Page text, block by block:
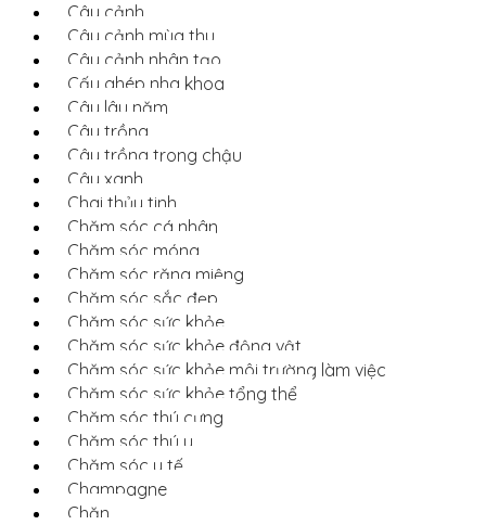
Cây cảnh
Cây cảnh mùa thu
Cây cảnh nhân tạo
Cấy ghép nha khoa
Cây lâu năm
Cây trồng
Cây trồng trong chậu
Cây xanh
Chai thủy tinh
Chăm sóc cá nhân
Chăm sóc móng
Chăm sóc răng miệng
Chăm sóc sắc đẹp
Chăm sóc sức khỏe
Chăm sóc sức khỏe động vật
Chăm sóc sức khỏe môi trường làm việc
Chăm sóc sức khỏe tổng thể
Chăm sóc thú cưng
Chăm sóc thú y
Chăm sóc y tế
Champagne
Chăn